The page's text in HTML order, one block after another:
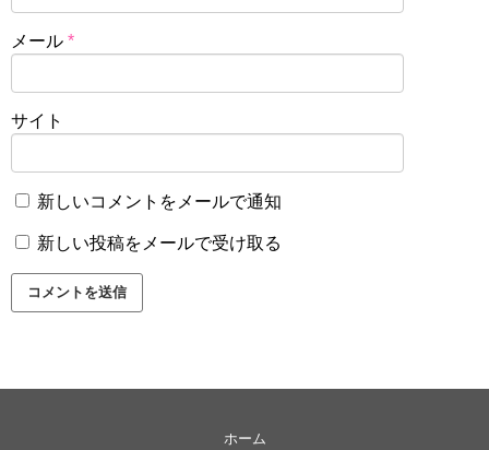
メール *
サイト
新しいコメントをメールで通知
新しい投稿をメールで受け取る
ホーム